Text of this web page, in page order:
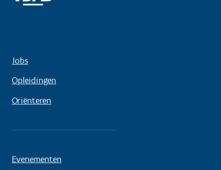
Jobs
Opleidingen
Oriënteren
Evenementen